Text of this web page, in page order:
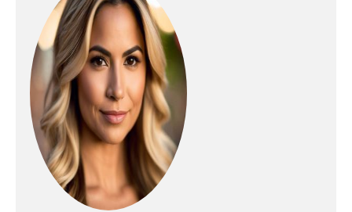
dossier et le repose-
jambes pour garantir la
position idéale du bébé
MATELAS FRESCO JERSEY
: Matelas et revêtements
intérieurs du berceau en
tissu respirant, doux et
hygiénique pour un
confort optimal
POUSSETTE
CONFORTABLE ET
SPACIEUSE : Homologuée